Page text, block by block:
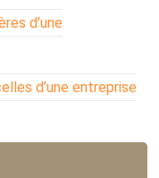
d’une
d’une entreprise